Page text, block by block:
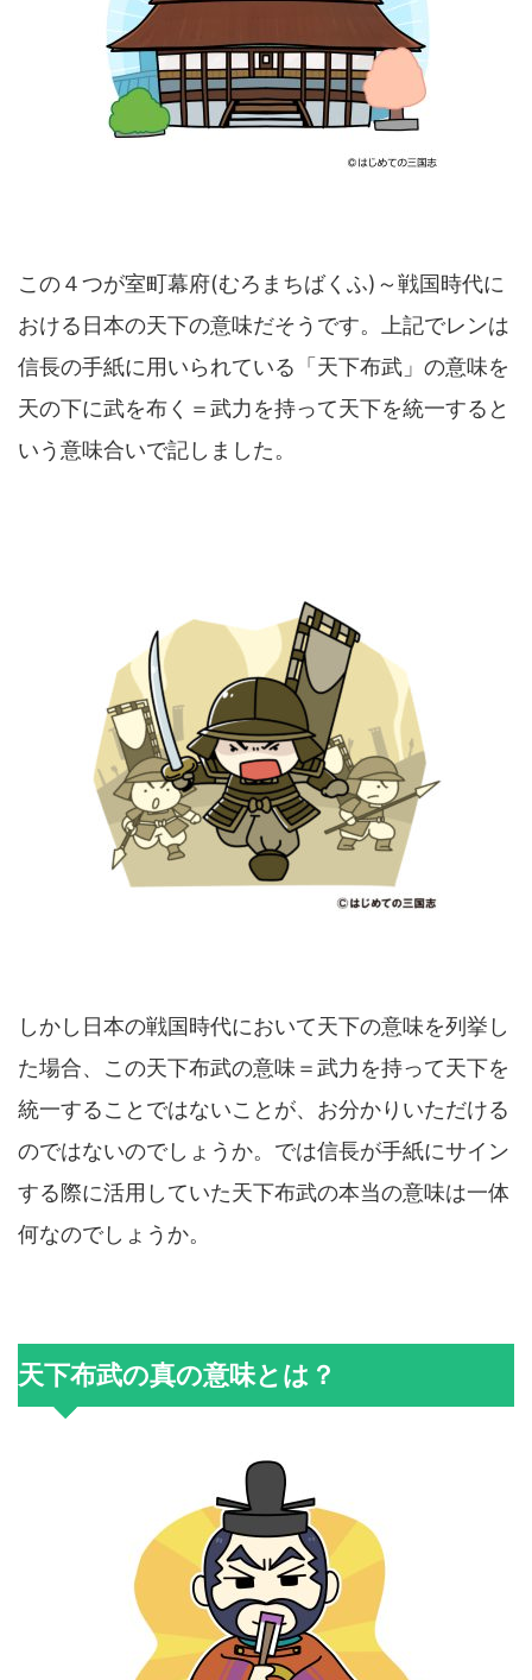
この４つが室町幕府(むろまちばくふ)～戦国時代に
おける日本の天下の意味だそうです。上記でレンは
信長の手紙に用いられている「天下布武」の意味を
天の下に武を布く＝武力を持って天下を統一すると
いう意味合いで記しました。
しかし日本の戦国時代において天下の意味を列挙し
た場合、この天下布武の意味＝武力を持って天下を
統一することではないことが、お分かりいただける
のではないのでしょうか。では信長が手紙にサイン
する際に活用していた天下布武の本当の意味は一体
何なのでしょうか。
天下布武の真の意味とは？